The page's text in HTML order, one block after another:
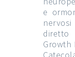
e
Growth